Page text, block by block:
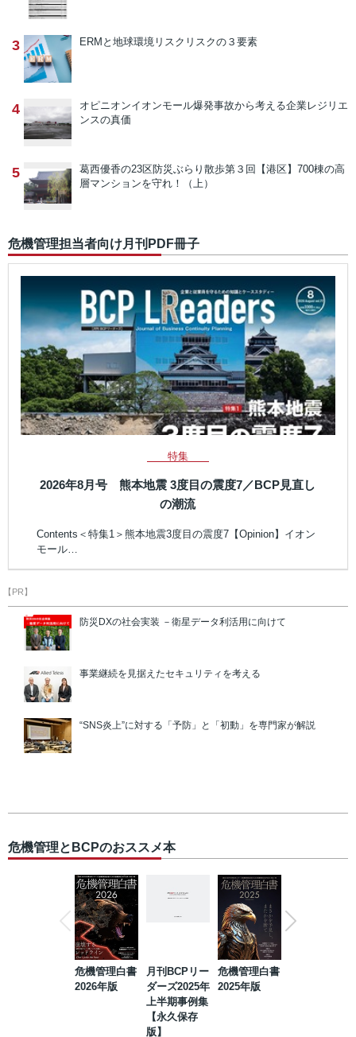
3 ERMと地球環境リスク リスクの３要素
4 オピニオンイオンモール爆発事故から考える企業レジリエ
ンスの真価
5 葛西優香の23区防災ぶらり散歩第３回【港区】700棟の高
層マンションを守れ！（上）
危機管理担当者向け月刊PDF冊子
特集
2026年8月号 熊本地震 3度目の震度7／BCP見直し
の潮流
Contents＜特集1＞熊本地震3度目の震度7【Opinion】イオン
モール…
【PR】
防災DXの社会実装 －衛星データ利活用に向けて
事業継続を見据えたセキュリティを考える
“SNS炎上”に対する「予防」と「初動」を専門家が解説
危機管理とBCPのおススメ本
危機管理白書
2026年版
月刊BCPリー
ダーズ2025年
上半期事例集
【永久保存
版】
危機管理白書
2025年版